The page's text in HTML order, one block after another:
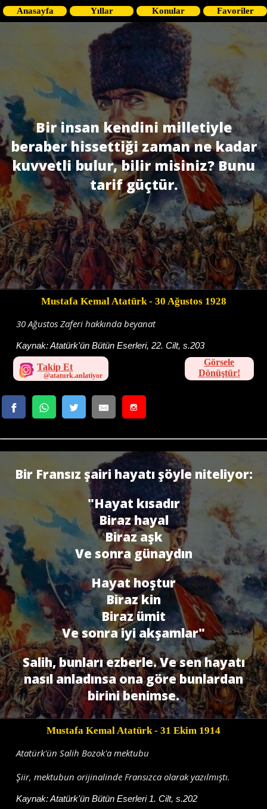
Anasayfa Yıllar Konular Favoriler
Bir insan kendini milletiyle
beraber hissettiği zaman ne kadar
kuvvetli bulur, bilir misiniz? Bunu
tarif güçtür.
Mustafa Kemal Atatürk- 30 Ağustos 1928
30 Ağustos Zaferi hakkında beyanat
Kaynak:Atatürk'ün Bütün Eserleri, 22. Cilt, s.203
Takip Et
Görsele
Dönüştür!
Bir Fransız şairi hayatı şöyle niteliyor:
"Hayat kısadır
Biraz hayal
Biraz aşk
Ve sonra günaydın
Hayat hoştur
Biraz kin
Biraz ümit
Ve sonra iyi akşamlar"
Salih, bunları ezberle. Ve sen hayatı
nasıl anladınsa ona göre bunlardan
birini benimse.
Mustafa Kemal Atatürk- 31 Ekim 1914
Atatürk'ün Salih Bozok'a mektubu
Şiir, mektubun orijinalinde Fransızca olarak yazılmıştı.
Kaynak:Atatürk'ün Bütün Eserleri 1. Cilt, s.202